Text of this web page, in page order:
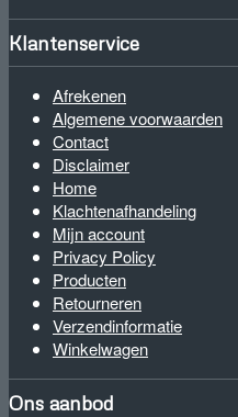
Klantenservice
Afrekenen
Algemene voorwaarden
Contact
Disclaimer
Home
Klachtenafhandeling
Mijn account
Privacy Policy
Producten
Retourneren
Verzendinformatie
Winkelwagen
Ons aanbod